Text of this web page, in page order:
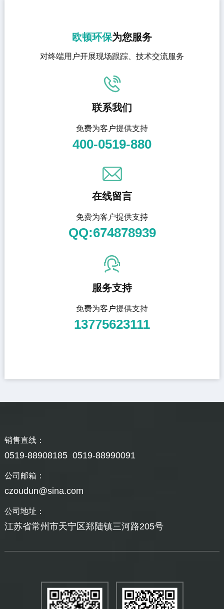
欧顿环保为您服务
对终端用户开展现场跟踪、技术交流服务
联系我们
免费为客户提供支持
400-0519-880
在线留言
免费为客户提供支持
QQ:674878939
服务支持
免费为客户提供支持
13775623111
销售直线：
0519-88908185 0519-88990091
公司邮箱：
czoudun@sina.com
公司地址：
江苏省常州市天宁区郑陆镇三河路205号